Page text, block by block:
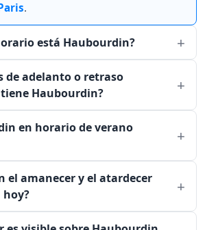
.
está Haubourdin?
de adelanto o retraso
tiene Haubourdin?
en horario de verano
el amanecer y el atardecer